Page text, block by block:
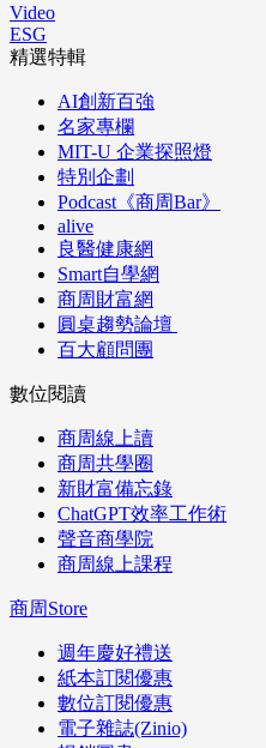
Video
ESG
精選特輯
AI創新百強
名家專欄
MIT-U 企業探照燈
特別企劃
Podcast《商周Bar》
alive
良醫健康網
Smart自學網
商周財富網
圓桌趨勢論壇
百大顧問團
數位閱讀
商周線上讀
商周共學圈
新財富備忘錄
ChatGPT效率工作術
聲音商學院
商周線上課程
商周Store
週年慶好禮送
紙本訂閱優惠
數位訂閱優惠
電子雜誌(Zinio)